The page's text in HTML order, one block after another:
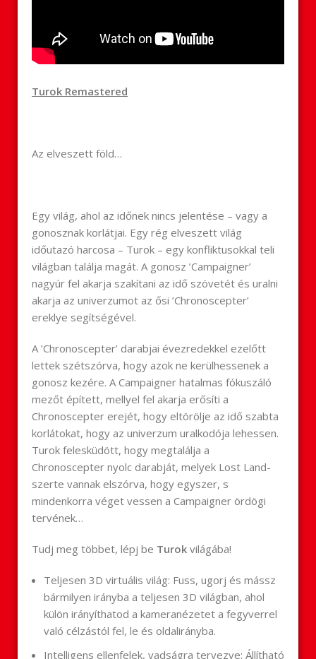
Turok Remastered
Az elveszett föld…
Egy világ, ahol az időnek nincs jelentése – vagy a
gonosznak korlátjai. Egy rég elveszett világ
időutazó harcosa – Turok – egy konfliktusokkal teli
világban találja magát. A gonosz ’Campaigner’
nagyúr fel akarja szakítani az idő szövetét és uralni
akarja az univerzumot az ősi ’Chronoscepter’
ereklye segítségével.
A ’Chronoscepter’ darabjai évezredekkel ezelőtt
lettek szétszórva, hogy azok ne kerülhessenek a
gonosz kezére. A Campaigner hatalmas fókuszáló
mezőt épített, mellyel fel akarja erősíti a
Chronoscepter erejét, hogy eltörölje az idő szabta
korlátokat, hogy az univerzum uralkodója lehessen.
Turok felesküdött, hogy megtalálja a
Chronoscepter nyolc darabját, melyek Lost Land-
szerte vannak elszórva, hogy egyszer, s
mindenkorra véget vessen a Campaigner ördögi
tervének…
Tudj meg többet, lépj be Turok világába!
Teljesen 3D virtuális világ: Fuss, ugorj és mássz
bármilyen irányba a teljesen 3D világban, ahol
külön irányíthatod a kameranézetet a fegyverrel
való célzástól fel, le és oldalirányba.
Intelligens ellenfelek, vadságra tervezve: Állítható